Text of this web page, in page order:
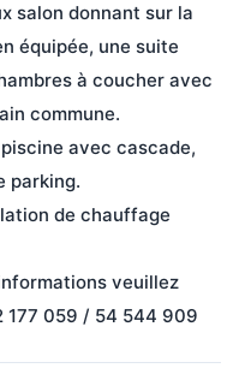
salon donnant sur la
équipée, une suite
à coucher avec
commune.
avec cascade,
parking.
de chauffage
veuillez
177 059 / 54 544 909